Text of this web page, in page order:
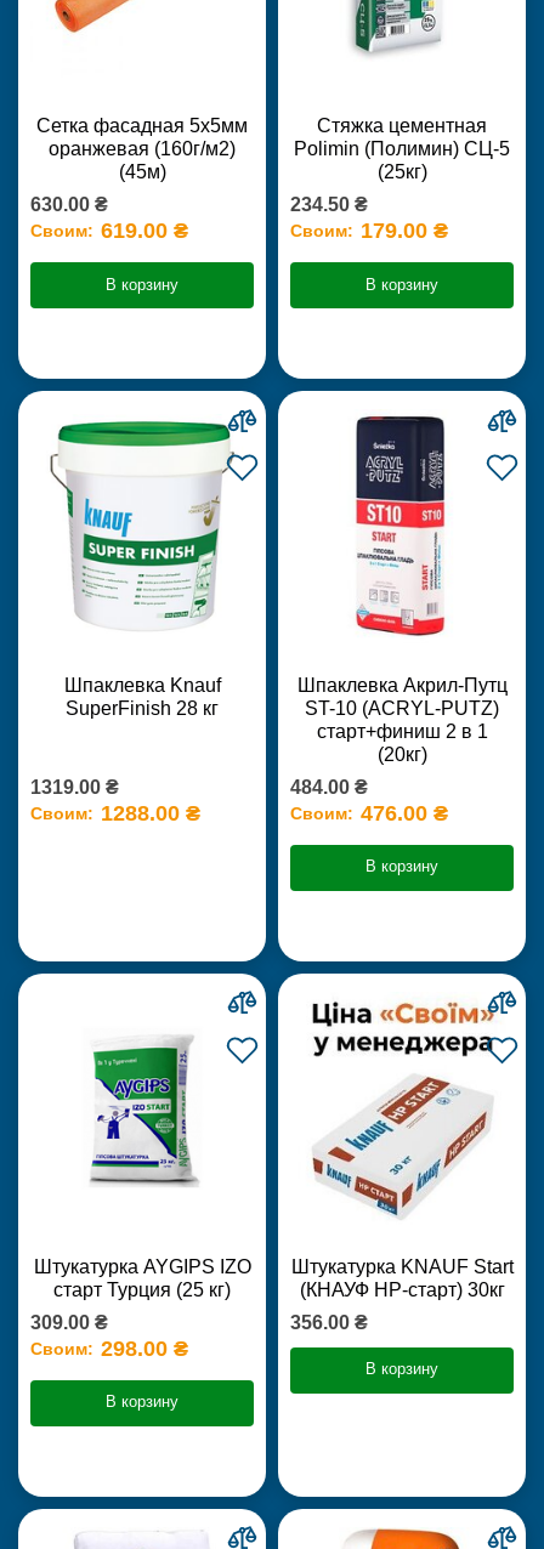
Сетка фасадная 5х5мм
оранжевая (160г/м2)
(45м)
630.00 ₴
Своим: 619.00 ₴
В корзину
Стяжка цементная
Polimin (Полимин) СЦ-5
(25кг)
234.50 ₴
Своим: 179.00 ₴
В корзину
Шпаклевка Knauf
SuperFinish 28 кг
1319.00 ₴
Своим: 1288.00 ₴
Шпаклевка Акрил-Путц
ST-10 (ACRYL-PUTZ)
старт+финиш 2 в 1
(20кг)
484.00 ₴
Своим: 476.00 ₴
В корзину
Штукатурка AYGIPS IZO
старт Турция (25 кг)
309.00 ₴
Своим: 298.00 ₴
В корзину
Штукатурка KNAUF Start
(КНАУФ НР-старт) 30кг
356.00 ₴
В корзину